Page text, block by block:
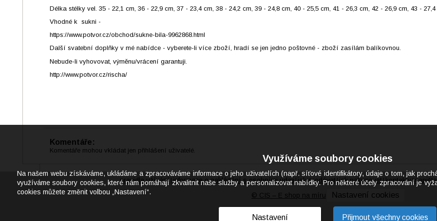
Délka stélky vel. 35 - 22,1 cm, 36 - 22,9 cm, 37 - 23,4 cm, 38 - 24,2 cm, 39 - 24,8 cm, 40 - 25,5 cm, 41 - 26,3 cm, 42 - 26,9 cm, 43 -
Vhodné k sukni -
https://www.potvor.cz/obchod/sukne-bila-9962868.html
Další svatební doplňky v mé nabídce - vyberete-li více zboží, hradí se jen jedno poštovné - zboží zasílám balíkovnou.
Nebude-li vyhovovat, výměnu/vrácení garantuji.
http://www.potvor.cz/rischa/
Komentáře:
Komentáře mohou vkládat jen přihlášení uživatelé.
pravidla užívání informace o nakládání s osobními údaji | jak prodávat | jak nakupovat |kontakty |
© CIS – E shop na míru
Nastavení cookies
Využíváme soubory cookies
Na našem webu získáváme, ukládáme a zpracováváme informace o jeho uživatelích (např. síťové identifikátory, údaje o tom, jak
využíváme soubory cookies, které nám pomáhají zkvalitnit naše služby a personalizovat nabídky. Pro některé účely zpracování je
cookies můžete změnit volbou „Nastavení“.
Nastavení Přijmout všechny cookies